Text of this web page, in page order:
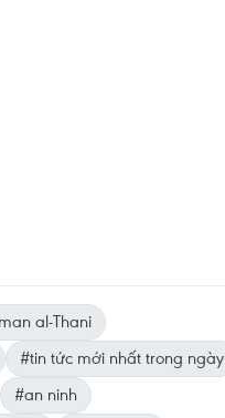
al-Thani
#tin tức mới nhất trong ngày
#an ninh